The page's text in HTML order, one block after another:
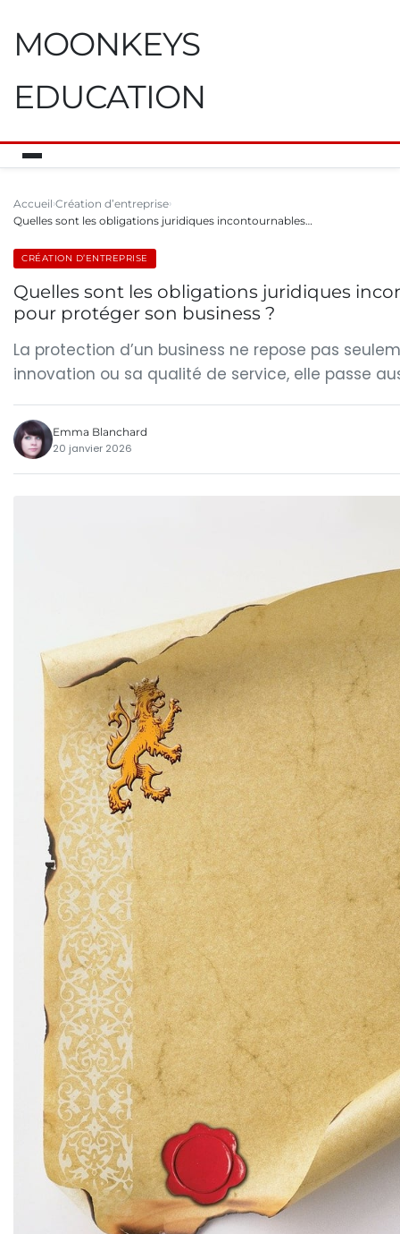
MOONKEYS
EDUCATION
Accueil Création d’entreprise
Quelles sont les obligations juridiques incontournables…
CRÉATION D’ENTREPRISE
Quelles sont les obligations juridiques
pour protéger son business ?
La protection d’un business ne repose pas
innovation ou sa qualité de service, elle passe
Emma Blanchard
20 janvier 2026